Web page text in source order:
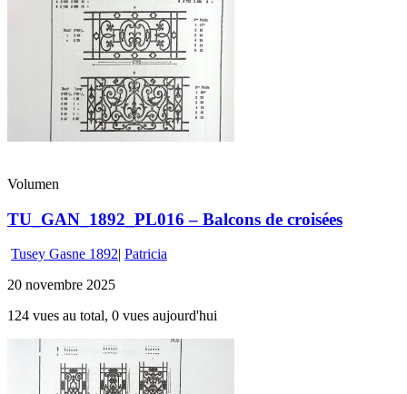
Volumen
TU_GAN_1892_PL016 – Balcons de croisées
Tusey Gasne 1892| Patricia
20 novembre 2025
124 vues au total, 0 vues aujourd'hui